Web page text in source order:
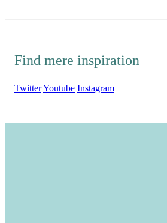
Find mere inspiration
TwitterYoutube Instagram